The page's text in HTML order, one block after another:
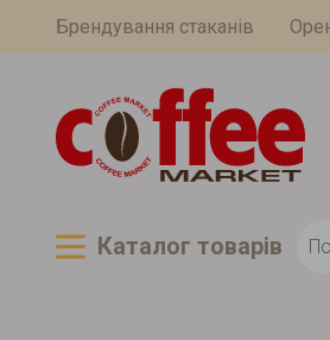
Брендування стаканів
Каталог товарiв